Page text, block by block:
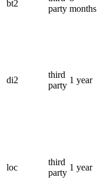
bt2
party months
di2
third
party
1 year
loc
third
party
1 year